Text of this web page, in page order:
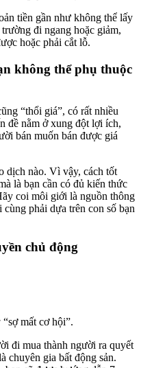
tiền gần như không thể lấy
đi ngang hoặc giảm,
hoặc phải cắt lỗ.
không thể phụ thuộc
“thổi giá”, có rất nhiều
đề nằm ở xung đột lợi ích,
bán muốn bán được giá
dịch nào. Vì vậy, cách tốt
là bạn cần có đủ kiến thức
coi môi giới là nguồn thông
phải dựa trên con số bạn
chủ động
mất cơ hội”.
đi mua thành người ra quyết
chuyên gia bất động sản.